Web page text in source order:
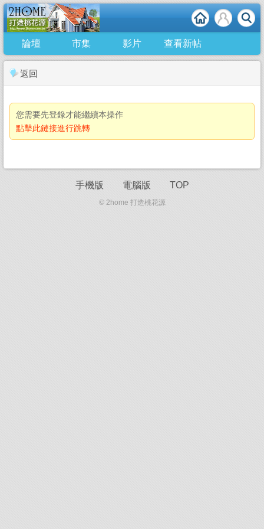
論壇 市集 影片 查看新帖
返回
您需要先登錄才能繼續本操作
點擊此鏈接進行跳轉
手機版 電腦版 TOP
© 2home 打造桃花源